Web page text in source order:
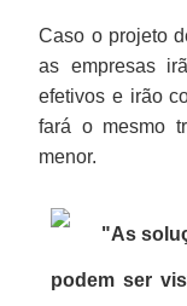
Caso o projeto
as empresas
efetivos e irão
fará o mesmo
menor.
"As
podem ser